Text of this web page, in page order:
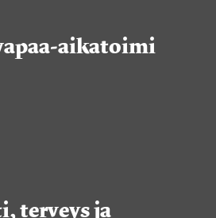
aikatoimi
terveys ja